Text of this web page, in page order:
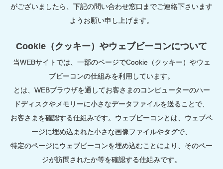
がございましたら、下記の問い合わせ窓口までご連絡下さいます
ようお願い申し上げます。
Cookie（クッキー）やウェブビーコンについて
当WEBサイトでは、一部のページでCookie（クッキー）やウェ
ブビーコンの仕組みを利用しています。
とは、WEBブラウザを通してお客さまのコンピューターのハー
ドディスクやメモリーに小さなデータファイルを送ることで、
お客さまを確認する仕組みです。ウェブビーコンとは、ウェブペ
ージに埋め込まれた小さな画像ファイルやタグで、
特定のページにウェブビーコンを埋め込むことにより、そのペー
ジが訪問されたか等を確認する仕組みです。